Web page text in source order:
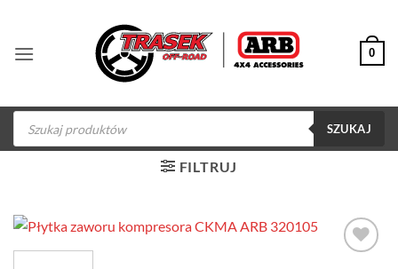
zawartości
0
Wyszukiwarka
produktów
SZUKAJ
FILTRUJ